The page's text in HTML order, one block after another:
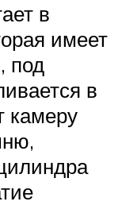
в
имеет
под
в
камеру